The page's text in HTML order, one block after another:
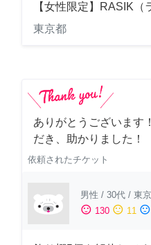
【女性限定】RASIK
東京都
ありがとうございます
だき、助かりました！
依頼されたチケット
男性 / 30代 / 東
sentiment_satisfied 130 sentiment_neutral 11 sentiment_dissatisfied